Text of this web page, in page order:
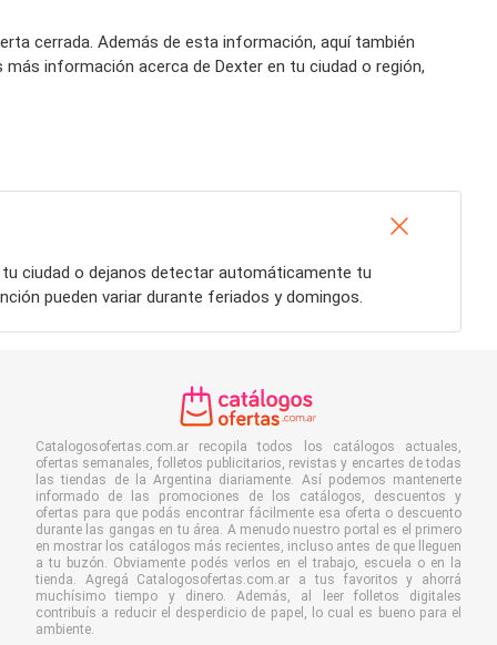
cerrada. Además de esta información, aquí también
información acerca de Dexter en tu ciudad o región,
ciudad o dejanos detectar automáticamente tu
pueden variar durante feriados y domingos.
Catalogosofertas.com.ar recopila todos los catálogos actuales,
ofertas semanales, folletos publicitarios, revistas y encartes de todas
las tiendas de la Argentina diariamente. Así podemos mantenerte
informado de las promociones de los catálogos, descuentos y
ofertas para que podás encontrar fácilmente esa oferta o descuento
durante las gangas en tu área. A menudo nuestro portal es el primero
en mostrar los catálogos más recientes, incluso antes de que lleguen
a tu buzón. Obviamente podés verlos en el trabajo, escuela o en la
tienda. Agregá Catalogosofertas.com.ar a tus favoritos y ahorrá
muchísimo tiempo y dinero. Además, al leer folletos digitales
contribuís a reducir el desperdicio de papel, lo cual es bueno para el
ambiente.